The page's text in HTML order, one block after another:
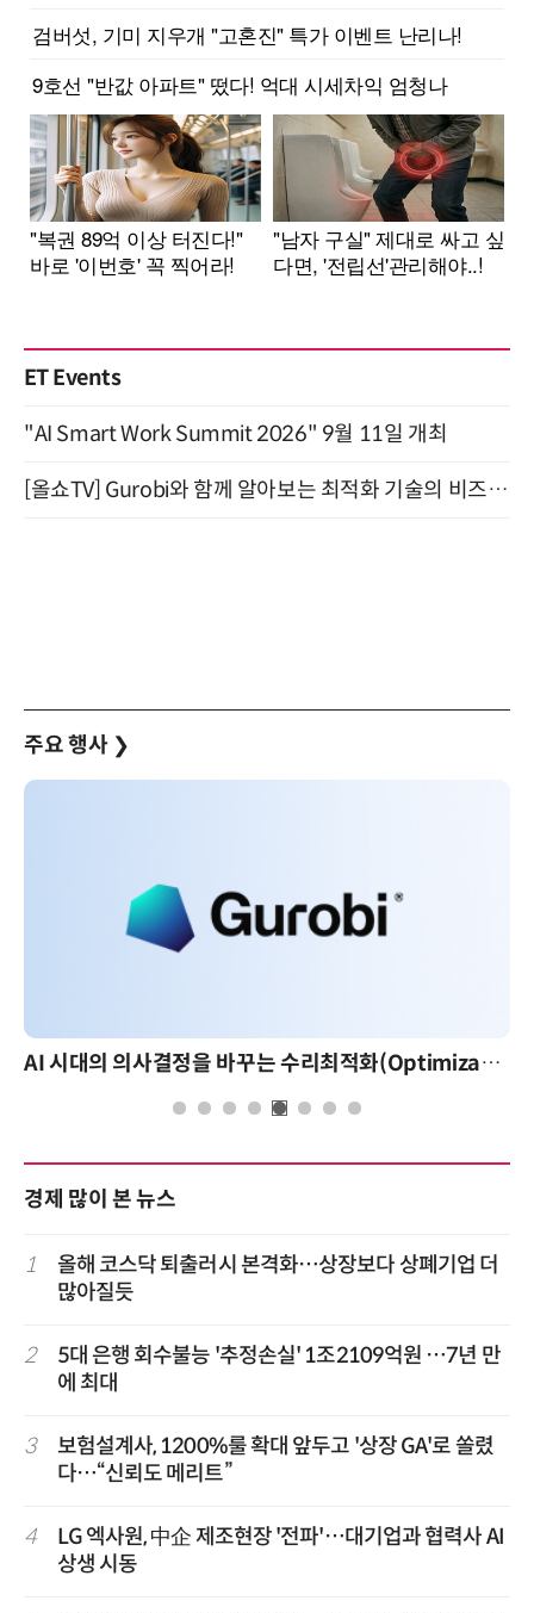
ET Events
"AI Smart Work Summit 2026" 9월 11일 개최
[올쇼TV] Gurobi와 함께 알아보는 최적화 기술의 비즈니스 활용 (8월 20일 생방송)
주요 행사 ❯
AI 시대의 의사결정을 바꾸는 수리최적화(Optimization): 실제 산업 적용 사례와 활용 전략
경제 많이 본 뉴스
1
올해 코스닥 퇴출러시 본격화…상장보다 상폐기업 더
많아질듯
2
5대 은행 회수불능 '추정손실' 1조2109억원 …7년 만
에 최대
3
보험설계사, 1200%룰 확대 앞두고 '상장 GA'로 쏠렸
다…“신뢰도 메리트”
4
LG 엑사원, 中企 제조현장 '전파'…대기업과 협력사 AI
상생 시동